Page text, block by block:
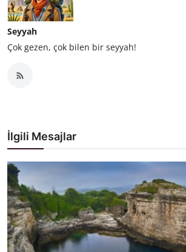
Seyyah
Çok gezen, çok bilen bir seyyah!
İlgili Mesajlar